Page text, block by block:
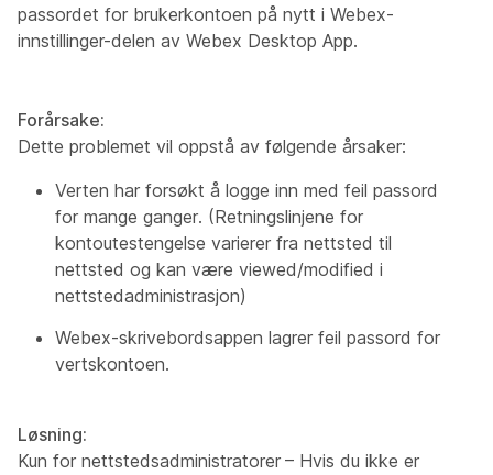
passordet for brukerkontoen på nytt i Webex-
innstillinger-delen av Webex Desktop App.
Forårsake:
Dette problemet vil oppstå av følgende årsaker:
Verten har forsøkt å logge inn med feil passord
for mange ganger. (Retningslinjene for
kontoutestengelse varierer fra nettsted til
nettsted og kan være viewed/modified i
nettstedadministrasjon)
Webex-skrivebordsappen lagrer feil passord for
vertskontoen.
Løsning:
Kun for nettstedsadministratorer – Hvis du ikke er